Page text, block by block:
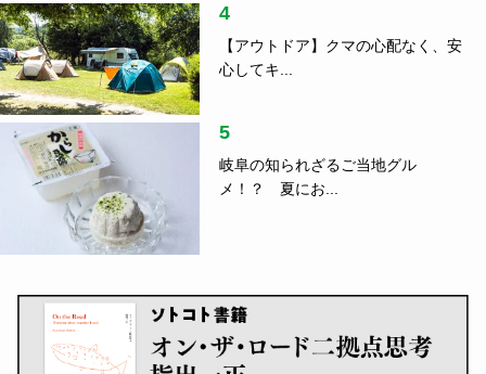
4
【アウトドア】クマの心配なく、安
心してキ...
5
岐阜の知られざるご当地グル
メ！？ 夏にお...